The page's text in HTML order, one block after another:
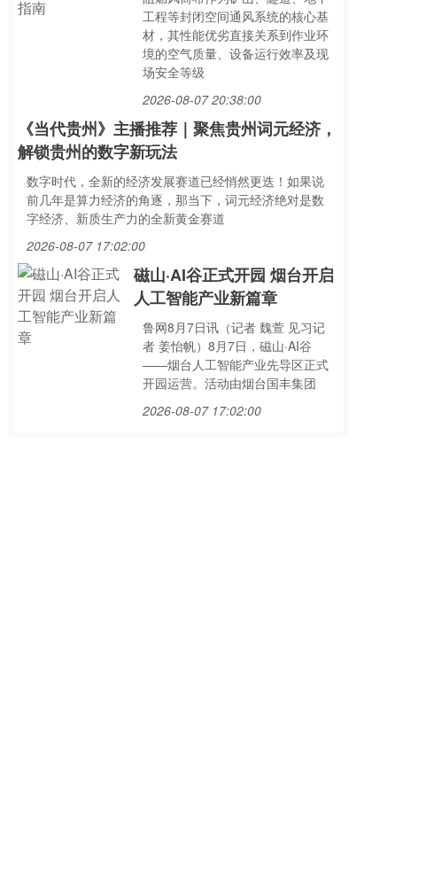
工程等封闭空间通风系统的核心基
材，其性能优劣直接关系到作业环
境的空气质量、设备运行效率及现
场安全等级
2026-08-07 20:38:00
《当代贵州》主播推荐｜聚焦贵州词元经济，
解锁贵州的数字新玩法
数字时代，全新的经济发展赛道已经悄然更迭！如果说
前几年是算力经济的角逐，那当下，词元经济绝对是数
字经济、新质生产力的全新黄金赛道
2026-08-07 17:02:00
磁山·AI谷正式开园 烟台开启
人工智能产业新篇章
鲁网8月7日讯（记者 魏萱 见习记
者 姜怡帆）8月7日，磁山·AI谷
——烟台人工智能产业先导区正式
开园运营。活动由烟台国丰集团
2026-08-07 17:02:00